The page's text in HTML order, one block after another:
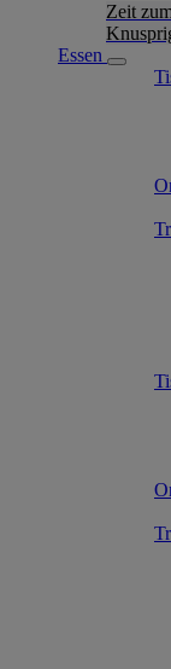
Zeit
Essen